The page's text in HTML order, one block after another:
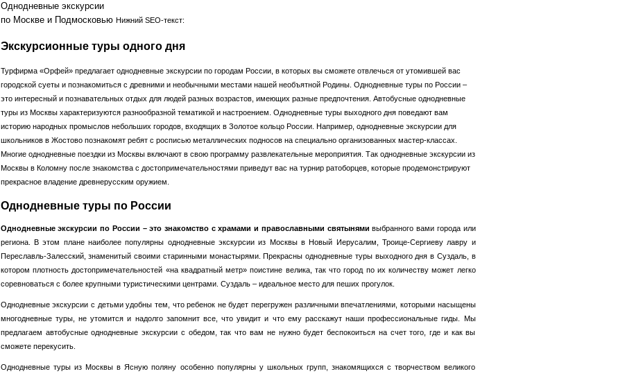
Однодневные экскурсии
по Москве и Подмосковью Нижний SEO-текст:
Экскурсионные туры одного дня
Турфирма «Орфей» предлагает однодневные экскурсии по городам России, в которых вы сможете отвлечься от утомившей вас
городской суеты и познакомиться с древними и необычными местами нашей необъятной Родины. Однодневные туры по России –
это интересный и познавательных отдых для людей разных возрастов, имеющих разные предпочтения. Автобусные однодневные
туры из Москвы характеризуются разнообразной тематикой и настроением. Однодневные туры выходного дня поведают вам
историю народных промыслов небольших городов, входящих в Золотое кольцо России. Например, однодневные экскурсии для
школьников в Жостово познакомят ребят с росписью металлических подносов на специально организованных мастер-классах.
Многие однодневные поездки из Москвы включают в свою программу развлекательные мероприятия. Так однодневные экскурсии из
Москвы в Коломну после знакомства с достопримечательностями приведут вас на турнир ратоборцев, которые продемонстрируют
прекрасное владение древнерусским оружием.
Однодневные туры по России
Однодневные экскурсии по России – это знакомство с храмами и православными святынями выбранного вами города или
региона. В этом плане наиболее популярны однодневные экскурсии из Москвы в Новый Иерусалим, Троице-Сергиеву лавру и
Переславль-Залесский, знаменитый своими старинными монастырями. Прекрасны однодневные туры выходного дня в Суздаль, в
котором плотность достопримечательностей «на квадратный метр» поистине велика, так что город по их количеству может легко
соревноваться с более крупными туристическими центрами. Суздаль – идеальное место для пеших прогулок.
Однодневные экскурсии с детьми удобны тем, что ребенок не будет перегружен различными впечатлениями, которыми насыщены
многодневные туры, не утомится и надолго запомнит все, что увидит и что ему расскажут наши профессиональные гиды. Мы
предлагаем автобусные однодневные экскурсии с обедом, так что вам не нужно будет беспокоиться на счет того, где и как вы
сможете перекусить.
Однодневные туры из Москвы в Ясную поляну особенно популярны у школьных групп, знакомящихся с творчеством великого